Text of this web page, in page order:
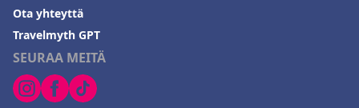
SEURAA MEITÄ
Ota yhteyttä
Travelmyth GPT